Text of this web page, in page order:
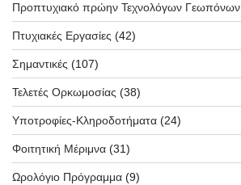
Προπτυχιακό πρώην Τεχνολόγων Γεωπόνων
Πτυχιακές Εργασίες (42)
Σημαντικές (107)
Τελετές Ορκωμοσίας (38)
Υποτροφίες-Κληροδοτήματα (24)
Φοιτητική Μέριμνα (31)
Ωρολόγιο Πρόγραμμα (9)